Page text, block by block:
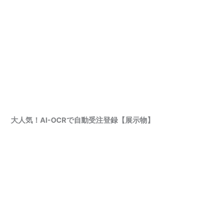
大人気！AI-OCRで自動受注登録【展示物】